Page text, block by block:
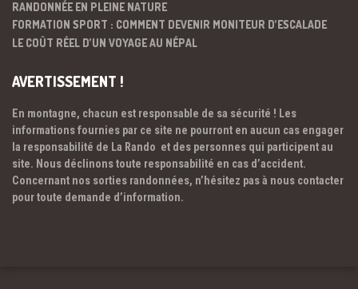
RANDONNÉE EN PLEINE NATURE
FORMATION SPORT : COMMENT DEVENIR MONITEUR D’ESCALADE
LE COÛT RÉEL D’UN VOYAGE AU NÉPAL
AVERTISSEMENT !
En montagne, chacun est responsable de sa sécurité ! Les
informations fournies par ce site ne pourront en aucun cas engager
la responsabilité de La Rando et des personnes qui participent au
site. Nous déclinons toute responsabilité en cas d’accident.
Concernant nos sorties randonnées, n’hésitez pas à nous contacter
pour toute demande d’information.